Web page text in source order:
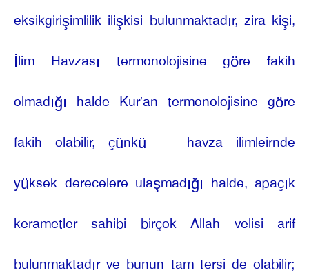
eksikgirişimlilik ilişkisi bulunmaktadır, zira kişi,
İlim Havzası termonolojisine göre fakih
olmadığı halde Kur’an termonolojisine göre
fakih olabilir, çünkü
havza ilimleirnde
yüksek derecelere ulaşmadığı halde, apaçık
kerametler sahibi birçok Allah velisi arif
bulunmaktadır ve bunun tam tersi de olabilir;